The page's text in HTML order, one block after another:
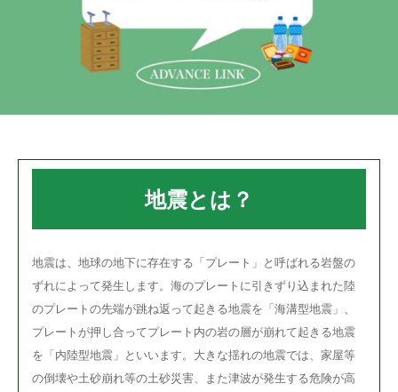
地震とは？
地震は、地球の地下に存在する「プレート」と呼ばれる岩盤の
ずれによって発生します。海のプレートに引きずり込まれた陸
のプレートの先端が跳ね返って起きる地震を「海溝型地震」、
プレートが押し合ってプレート内の岩の層が崩れて起きる地震
を「内陸型地震」といいます。大きな揺れの地震では、家屋等
の倒壊や土砂崩れ等の土砂災害、また津波が発生する危険が高